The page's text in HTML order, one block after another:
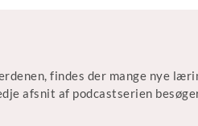
findes der mange nye
afsnit af podcastserien